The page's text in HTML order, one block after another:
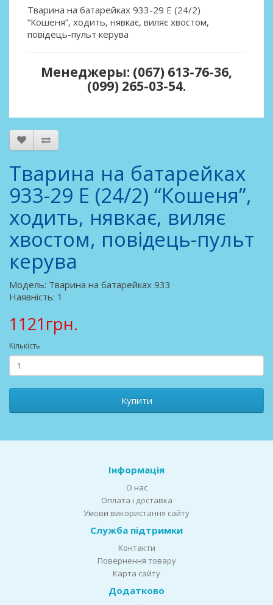
Тварина на батарейках 933-29 E (24/2)
“Кошеня”, ходить, нявкає, виляє хвостом,
повідець-пульт керува
Менеджеры: (067) 613-76-36,
(099) 265-03-54.
Тварина на батарейках
933-29 E (24/2) “Кошеня”,
ходить, нявкає, виляє
хвостом, повідець-пульт
керува
Модель: Тварина на батарейках 933
Наявність: 1
1121грн.
Кількість
Купити
Інформація
О нас
Оплата і доставка
Умови використання сайту
Служба підтримки
Контакти
Повернення товару
Карта сайту
Додатково